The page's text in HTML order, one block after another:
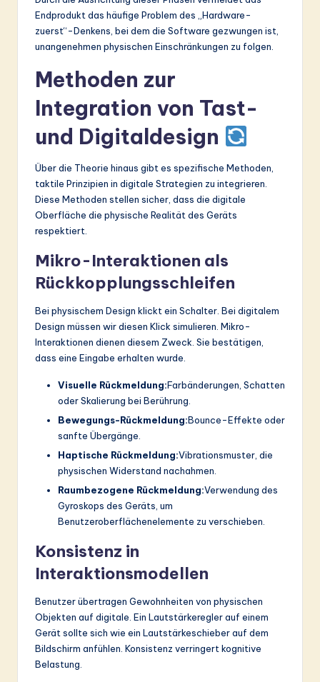
Endprodukt das häufige Problem des „Hardware-
zuerst“-Denkens, bei dem die Software gezwungen ist,
unangenehmen physischen Einschränkungen zu folgen.
Methoden zur
Integration von Tast-
und Digitaldesign
Über die Theorie hinaus gibt es spezifische Methoden,
taktile Prinzipien in digitale Strategien zu integrieren.
Diese Methoden stellen sicher, dass die digitale
Oberfläche die physische Realität des Geräts
respektiert.
Mikro-Interaktionen als
Rückkopplungsschleifen
Bei physischem Design klickt ein Schalter. Bei digitalem
Design müssen wir diesen Klick simulieren. Mikro-
Interaktionen dienen diesem Zweck. Sie bestätigen,
dass eine Eingabe erhalten wurde.
Visuelle Rückmeldung:Farbänderungen, Schatten
oder Skalierung bei Berührung.
Bewegungs-Rückmeldung:Bounce-Effekte oder
sanfte Übergänge.
Haptische Rückmeldung:Vibrationsmuster, die
physischen Widerstand nachahmen.
Raumbezogene Rückmeldung:Verwendung des
Gyroskops des Geräts, um
Benutzeroberflächenelemente zu verschieben.
Konsistenz in
Interaktionsmodellen
Benutzer übertragen Gewohnheiten von physischen
Objekten auf digitale. Ein Lautstärkeregler auf einem
Gerät sollte sich wie ein Lautstärkeschieber auf dem
Bildschirm anfühlen. Konsistenz verringert kognitive
Belastung.